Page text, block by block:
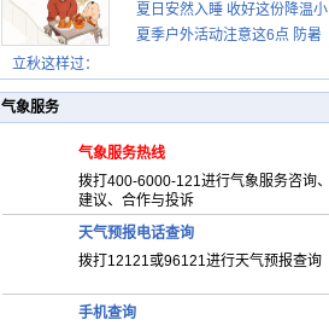
立秋这样过：
这些前兆要知道
夏日安然入睡 收好这份降温小
贴士
夏季户外活动注意这6点 防暑
气象服务
气象服务热线
拨打400-6000-121进行气象服务咨询、
建议、合作与投诉
天气预报电话查询
拨打12121或96121进行天气预报查询
手机查询